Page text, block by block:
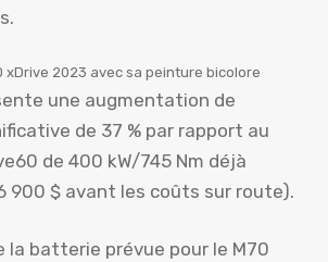
xDrive 2023 avec sa peinture bicolore
une augmentation de
de 37 % par rapport au
de 400 kW/745 Nm déjà
900 $ avant les coûts sur route).
la batterie prévue pour le M70